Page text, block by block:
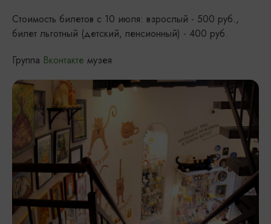
Стоимость билетов с 10 июля: взрослый - 500 руб.,
билет льготный (детский, пенсионный) - 400 руб.
Группа Вконтакте музея